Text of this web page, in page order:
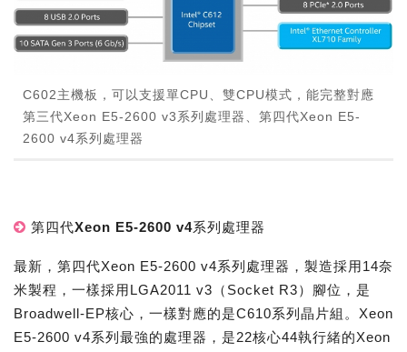
C602主機板，可以支援單CPU、雙CPU模式，能完整對應
第三代Xeon E5-2600 v3系列處理器、第四代Xeon E5-
2600 v4系列處理器
第四代Xeon E5-2600 v4系列處理器
最新，第四代Xeon E5-2600 v4系列處理器，製造採用14奈
米製程，一樣採用LGA2011 v3（Socket R3）腳位，是
Broadwell-EP核心，一樣對應的是C610系列晶片組。Xeon
E5-2600 v4系列最強的處理器，是22核心44執行緒的Xeon